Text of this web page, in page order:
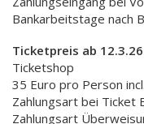
Bankarbeitstage nach
Ticketpreis ab
Ticketshop
35 Euro pro Person
Zahlungsart bei Ticket
Zahlungsart